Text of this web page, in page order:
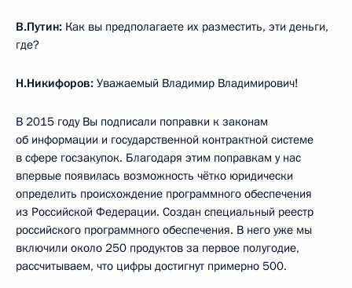
В.Путин: Как вы предполагаете их разместить, эти деньги,
где?
Н.Никифоров: Уважаемый Владимир Владимирович!
В 2015 году Вы подписали поправки к законам
об информации и государственной контрактной системе
в сфере госзакупок. Благодаря этим поправкам у нас
впервые появилась возможность чётко юридически
определить происхождение программного обеспечения
из Российской Федерации. Создан специальный реестр
российского программного обеспечения. В него уже мы
включили около 250 продуктов за первое полугодие,
рассчитываем, что цифры достигнут примерно 500.